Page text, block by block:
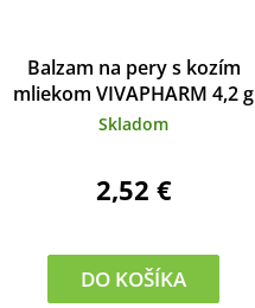
Balzam na pery s kozím
mliekom VIVAPHARM 4,2 g
Skladom
2,52 €
DO KOŠÍKA